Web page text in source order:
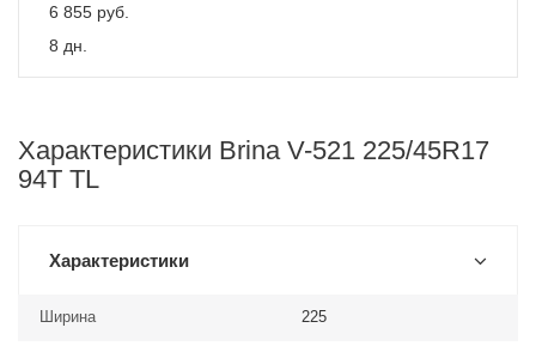
6 855 руб.
8 дн.
Характеристики Brina V-521 225/45R17
94T TL
Характеристики
Ширина 225